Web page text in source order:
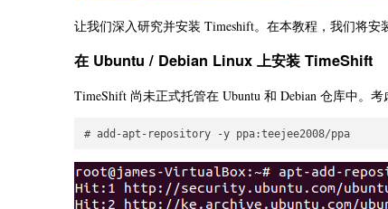
让我们深入研究并安装 Timeshift。在本教程，我们将安
在 Ubuntu / Debian Linux 上安装 TimeShift
TimeShift 尚未正式托管在 Ubuntu 和 Debian 仓库中。
# add-apt-repository -y ppa:teejee2008/ppa